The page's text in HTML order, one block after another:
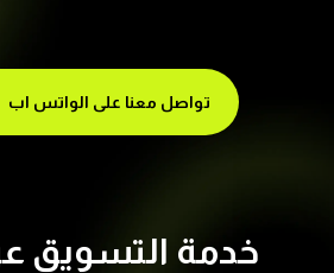
تواصل معنا على الواتس اب
خدمة التسويق